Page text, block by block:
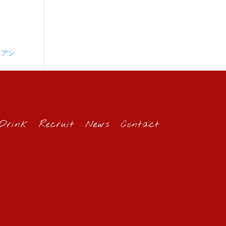
ン
Recruit News Contact